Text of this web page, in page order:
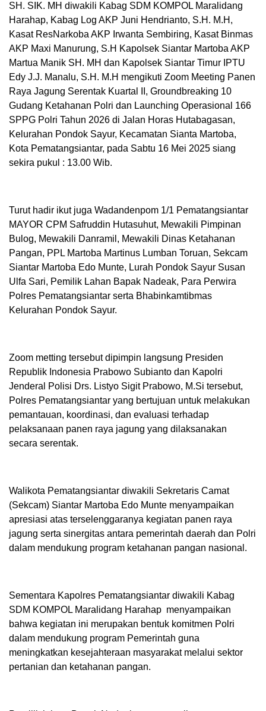
SH. SIK. MH diwakili Kabag SDM KOMPOL Maralidang
Harahap, Kabag Log AKP Juni Hendrianto, S.H. M.H,
Kasat ResNarkoba AKP Irwanta Sembiring, Kasat Binmas
AKP Maxi Manurung, S.H Kapolsek Siantar Martoba AKP
Martua Manik SH. MH dan Kapolsek Siantar Timur IPTU
Edy J.J. Manalu, S.H. M.H mengikuti Zoom Meeting Panen
Raya Jagung Serentak Kuartal II, Groundbreaking 10
Gudang Ketahanan Polri dan Launching Operasional 166
SPPG Polri Tahun 2026 di Jalan Horas Hutabagasan,
Kelurahan Pondok Sayur, Kecamatan Sianta Martoba,
Kota Pematangsiantar, pada Sabtu 16 Mei 2025 siang
sekira pukul : 13.00 Wib.
Turut hadir ikut juga Wadandenpom 1/1 Pematangsiantar
MAYOR CPM Safruddin Hutasuhut, Mewakili Pimpinan
Bulog, Mewakili Danramil, Mewakili Dinas Ketahanan
Pangan, PPL Martoba Martinus Lumban Toruan, Sekcam
Siantar Martoba Edo Munte, Lurah Pondok Sayur Susan
Ulfa Sari, Pemilik Lahan Bapak Nadeak, Para Perwira
Polres Pematangsiantar serta Bhabinkamtibmas
Kelurahan Pondok Sayur.
Zoom metting tersebut dipimpin langsung Presiden
Republik Indonesia Prabowo Subianto dan Kapolri
Jenderal Polisi Drs. Listyo Sigit Prabowo, M.Si tersebut,
Polres Pematangsiantar yang bertujuan untuk melakukan
pemantauan, koordinasi, dan evaluasi terhadap
pelaksanaan panen raya jagung yang dilaksanakan
secara serentak.
Walikota Pematangsiantar diwakili Sekretaris Camat
(Sekcam) Siantar Martoba Edo Munte menyampaikan
apresiasi atas terselenggaranya kegiatan panen raya
jagung serta sinergitas antara pemerintah daerah dan Polri
dalam mendukung program ketahanan pangan nasional.
Sementara Kapolres Pematangsiantar diwakili Kabag
SDM KOMPOL Maralidang Harahap menyampaikan
bahwa kegiatan ini merupakan bentuk komitmen Polri
dalam mendukung program Pemerintah guna
meningkatkan kesejahteraan masyarakat melalui sektor
pertanian dan ketahanan pangan.